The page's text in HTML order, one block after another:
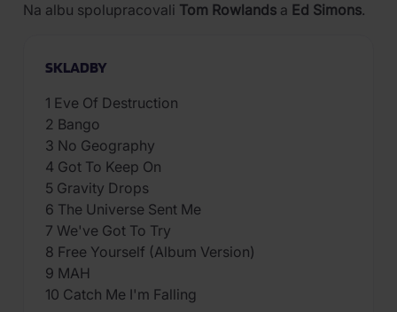
Na albu spolupracovali Tom Rowlands a Ed Simons.
SKLADBY
1 Eve Of Destruction
2 Bango
3 No Geography
4 Got To Keep On
5 Gravity Drops
6 The Universe Sent Me
7 We've Got To Try
8 Free Yourself (Album Version)
9 MAH
10 Catch Me I'm Falling